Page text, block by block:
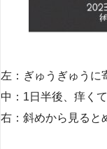
左：ぎゅうぎゅうに
中：1日半後、痒く
右：斜めから見ると